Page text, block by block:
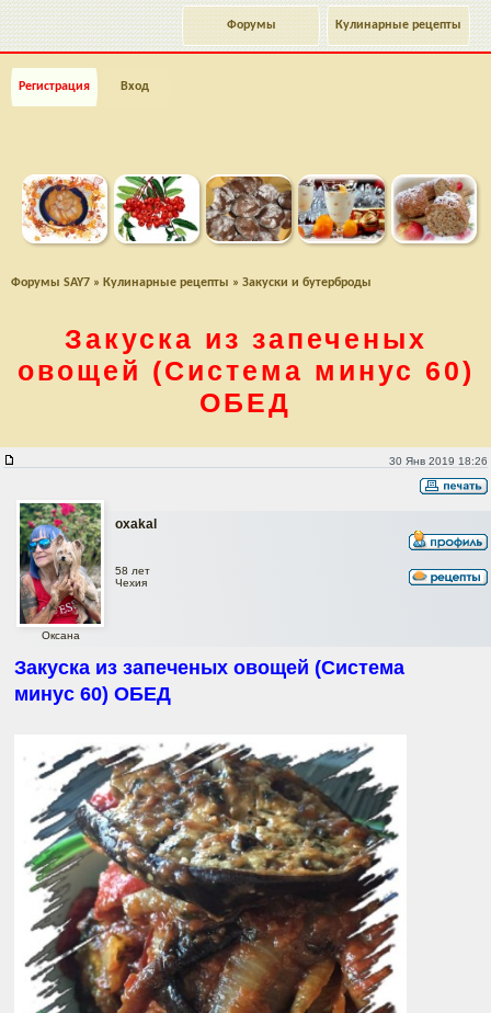
Кулинарные рецепты
Форумы
Регистрация Вход
Форумы SAY7 » Кулинарные рецепты » Закуски и бутерброды
Закуска из запеченых
овощей (Система минус 60)
ОБЕД
30 Янв 2019 18:26
oxakal
Оксана
58 лет
Чехия
Закуска из запеченых овощей (Система
минус 60) ОБЕД